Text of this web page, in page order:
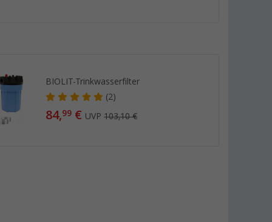
BIOLIT-Trinkwasserfilter
(2)
84,99 € UVP103,10 €